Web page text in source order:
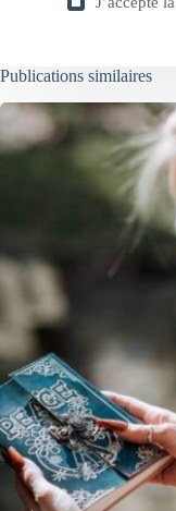
Publications similaires